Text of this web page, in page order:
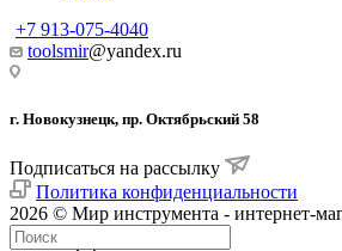
+7 913-075-4040
toolsmir@yandex.ru
г. Новокузнецк, пр. Октябрьский 58
Подписаться на рассылку
Политика конфиденциальности
2026 © Мир инструмента - интернет-